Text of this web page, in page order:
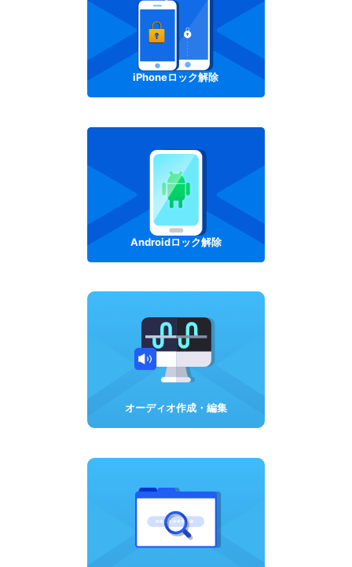
iPhoneロック解除
Androidロック解除
オーディオ作成・編集